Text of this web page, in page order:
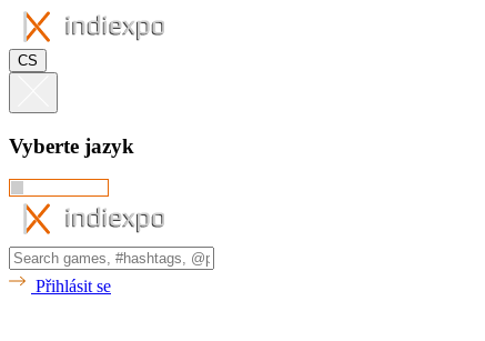
CS
Vyberte jazyk
Přihlásit se